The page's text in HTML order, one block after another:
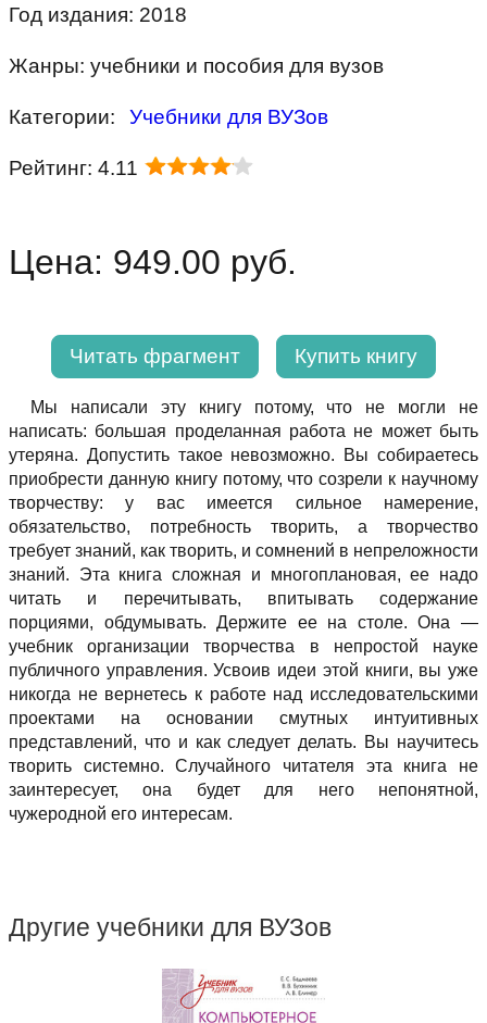
Год издания: 2018
Жанры: учебники и пособия для вузов
Категории: Учебники для ВУЗов
Рейтинг: 4.11
Цена: 949.00 руб.
Читать фрагмент Купить книгу
Мы написали эту книгу потому, что не могли не
написать: большая проделанная работа не может быть
утеряна. Допустить такое невозможно. Вы собираетесь
приобрести данную книгу потому, что созрели к научному
творчеству: у вас имеется сильное намерение,
обязательство, потребность творить, а творчество
требует знаний, как творить, и сомнений в непреложности
знаний. Эта книга сложная и многоплановая, ее надо
читать и перечитывать, впитывать содержание
порциями, обдумывать. Держите ее на столе. Она —
учебник организации творчества в непростой науке
публичного управления. Усвоив идеи этой книги, вы уже
никогда не вернетесь к работе над исследовательскими
проектами на основании смутных интуитивных
представлений, что и как следует делать. Вы научитесь
творить системно. Случайного читателя эта книга не
заинтересует, она будет для него непонятной,
чужеродной его интересам.
Другие учебники для ВУЗов